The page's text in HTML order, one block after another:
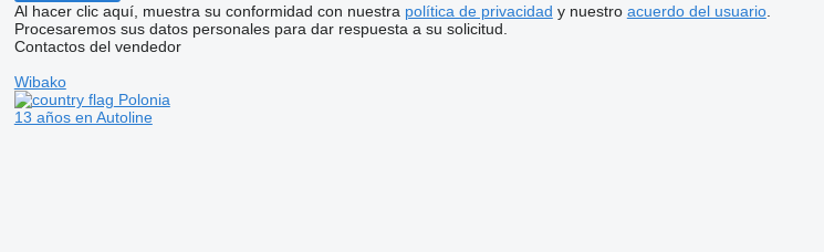
Al hacer clic aquí, muestra su conformidad con nuestra política de privacidad y nuestro acuerdo del usuario.
Procesaremos sus datos personales para dar respuesta a su solicitud.
Contactos del vendedor
Wibako
Polonia
13 años en Autoline